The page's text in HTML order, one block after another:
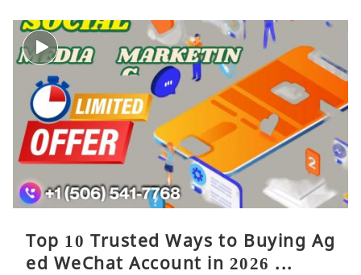
Top 10 Trusted Ways to Buying Ag
ed WeChat Account in 2026 ...